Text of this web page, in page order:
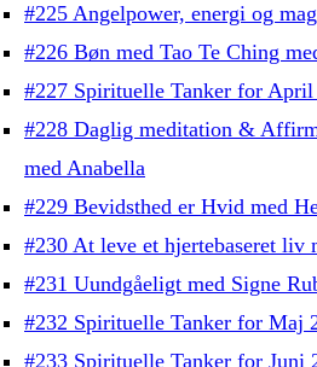
#225 Angelpower, energi og
#226 Bøn med Tao Te Ching
#227 Spirituelle Tanker for April
#228 Daglig meditation &
med Anabella
#229 Bevidsthed er Hvid med
#230 At leve et hjertebaseret liv
#231 Uundgåeligt med Signe
#232 Spirituelle Tanker for Maj
#233 Spirituelle Tanker for Juni